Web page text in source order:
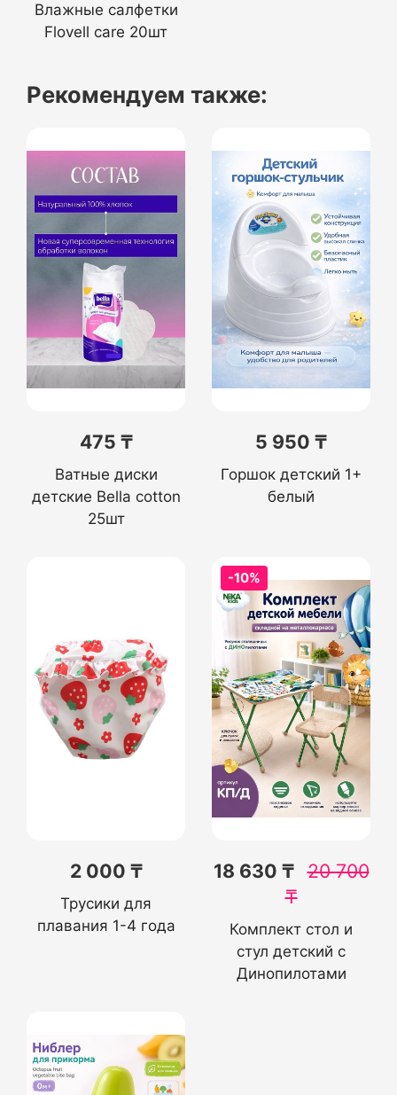
Влажные салфетки
Flovell care 20шт
Рекомендуем также:
475 ₸
Ватные диски
детские Bella cotton
25шт
5 950 ₸
Горшок детский 1+
белый
2 000 ₸
Трусики для
плавания 1-4 года
-10%
18 630 ₸ 20 700
₸
Комплект стол и
стул детский с
Динопилотами